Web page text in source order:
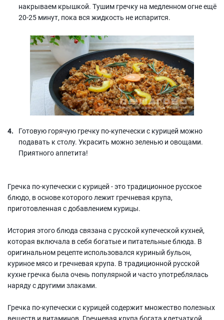
накрываем крышкой. Тушим гречку на медленном огне ещё
20-25 минут, пока вся жидкость не испарится.
Готовую горячую гречку по-купечески с курицей можно
подавать к столу. Украсить можно зеленью и овощами.
Приятного аппетита!
Гречка по-купечески с курицей - это традиционное русское
блюдо, в основе которого лежит гречневая крупа,
приготовленная с добавлением курицы.
История этого блюда связана с русской купеческой кухней,
которая включала в себя богатые и питательные блюда. В
оригинальном рецепте использовался куриный бульон,
куриное мясо и гречневая крупа. В традиционной русской
кухне гречка была очень популярной и часто употреблялась
наряду с другими злаками.
Гречка по-купечески с курицей содержит множество полезных